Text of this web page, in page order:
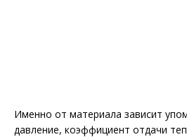
Именно от материала зависит
давление, коэффициент отдачи